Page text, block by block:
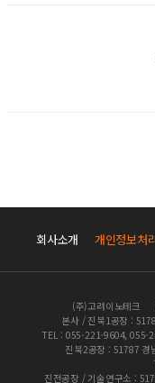
회사소개 개인정보처
(주)고려이노테크
본사 / 진북1공장 :
TEL : 055-221-9604, 055-
진북2공장 : 51787 경
진전공장 / 기술연구소 :